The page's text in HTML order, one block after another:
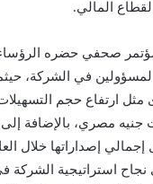
المالي.
صحفي حضره الرؤساء
في الشركة،
مثل ارتفاع حجم التسهيلات
9 مليارات جنيه مصري،
نجاح استراتيجية الشركة